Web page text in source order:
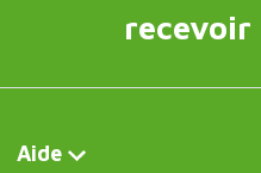
recevoir
Aide